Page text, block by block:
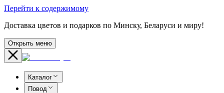
Перейти к содержимому
Доставка цветов и подарков по Минску, Беларуси и миру!
Открыть меню
Каталог
Повод